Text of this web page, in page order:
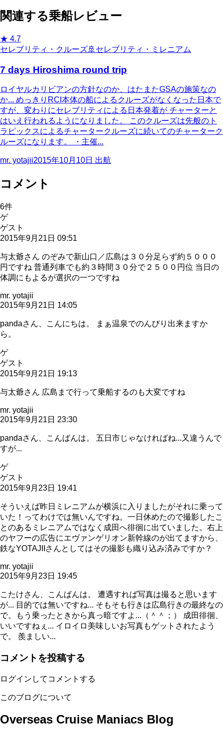
関連する乗船レビュー
★ 4.7
セレブリティ・クルーズ🚢 セレブリティ・ミレニアム
7 days Hiroshima round trip
ロイヤルカリビアンの方針なのか、はたまたGSAの施策なの
か... めっきりRCI本体の船によるクルーズがなくなった日本で
すが、変わりにセレブリティによる日本発着が チャーターと
はいえ行われるようになりました。 このクルーズは先般のト
ラピックスによるチャータークルーズに続いてのチャーターク
ルーズになります。 ・主催...
mr. yotajii2015年10月10日 出航
コメント
6件
ゲ
ゲスト
2015年9月21日 09:51
与太爺さん のぞみで新山口／広島は３０分足らず約５０００
円ですね 普通列車でも約３時間３０分で２５００円位 当日の
体調にもよるが選択の一つですね
mr. yotajii
2015年9月21日 14:05
pandaさん、こんにちは。 まぁ温泉でのんびり出来ますか
ら。
ゲ
ゲスト
2015年9月21日 19:13
与太爺さん 広島まで行って乗船するのも大変ですね
mr. yotajii
2015年9月21日 23:30
pandaさん、こんばんは。 五日市じゃなければね...又違うんで
すが...
ゲ
ゲスト
2015年9月23日 19:41
そういえば昨日ミレニアムが横浜に入りましたがそれに乗って
いた！ってわけでは無いんですね。一日休めたので撮影したこ
とのあるミレニアムではなく成田へ徘徊に出ていました。右上
のヤフーの広告にエヴァンゲリオン新幹線のが出てますから、
鉄なYOTAJIIさんとしてはその撮影も織り込み済みですか？
mr. yotajii
2015年9月23日 19:45
こたけさん、こんばんは。 遭遇すれば写真は撮ると思います
が... 目的では無いですね... そもそも行きは広島行きの最終なの
で。もう乗ったときから真っ暗ですよ...（＾＾；） 成田徘徊、
いいですねぇ... イロイロ美味しいお写真もゲットされたよう
で。 羨ましい...
コメントを投稿する
ログインしてコメントする
このブログについて
Overseas Cruise Maniacs Blog